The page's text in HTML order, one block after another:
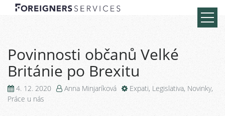
Povinnosti občanů Velké
Británie po Brexitu
4. 12. 2020 Anna Minjaríková Expati, Legislativa, Novinky,
Práce u nás